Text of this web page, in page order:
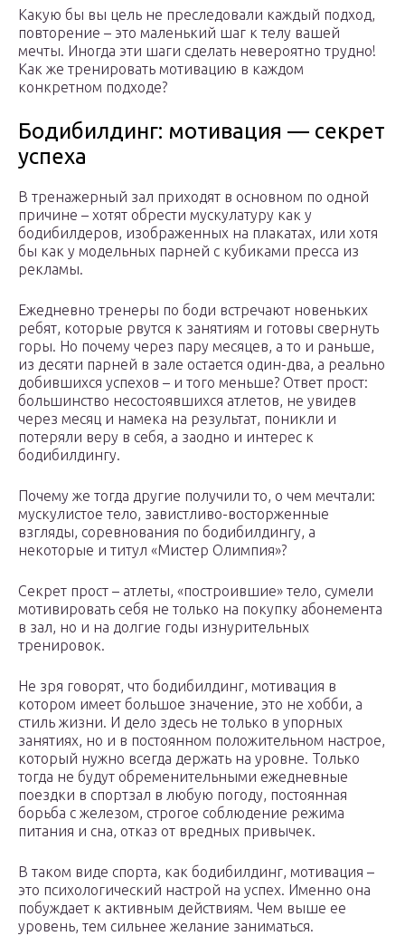
Какую бы вы цель не преследовали каждый подход,
повторение – это маленький шаг к телу вашей
мечты. Иногда эти шаги сделать невероятно трудно!
Как же тренировать мотивацию в каждом
конкретном подходе?
Бодибилдинг: мотивация — секрет
успеха
В тренажерный зал приходят в основном по одной
причине – хотят обрести мускулатуру как у
бодибилдеров, изображенных на плакатах, или хотя
бы как у модельных парней с кубиками пресса из
рекламы.
Ежедневно тренеры по боди встречают новеньких
ребят, которые рвутся к занятиям и готовы свернуть
горы. Но почему через пару месяцев, а то и раньше,
из десяти парней в зале остается один-два, а реально
добившихся успехов – и того меньше? Ответ прост:
большинство несостоявшихся атлетов, не увидев
через месяц и намека на результат, поникли и
потеряли веру в себя, а заодно и интерес к
бодибилдингу.
Почему же тогда другие получили то, о чем мечтали:
мускулистое тело, завистливо-восторженные
взгляды, соревнования по бодибилдингу, а
некоторые и титул «Мистер Олимпия»?
Секрет прост – атлеты, «построившие» тело, сумели
мотивировать себя не только на покупку абонемента
в зал, но и на долгие годы изнурительных
тренировок.
Не зря говорят, что бодибилдинг, мотивация в
котором имеет большое значение, это не хобби, а
стиль жизни. И дело здесь не только в упорных
занятиях, но и в постоянном положительном настрое,
который нужно всегда держать на уровне. Только
тогда не будут обременительными ежедневные
поездки в спортзал в любую погоду, постоянная
борьба с железом, строгое соблюдение режима
питания и сна, отказ от вредных привычек.
В таком виде спорта, как бодибилдинг, мотивация –
это психологический настрой на успех. Именно она
побуждает к активным действиям. Чем выше ее
уровень, тем сильнее желание заниматься.